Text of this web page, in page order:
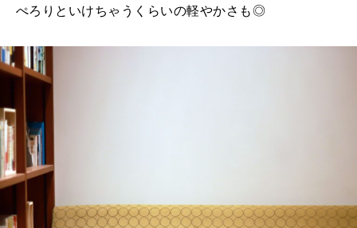
ぺろりといけちゃうくらいの軽やかさも◎